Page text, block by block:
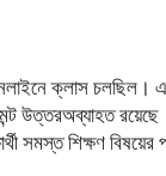
ক্লাস চলছিল।
উত্তরঅব্যাহত
সমস্ত শিক্ষণ বিষয়ের